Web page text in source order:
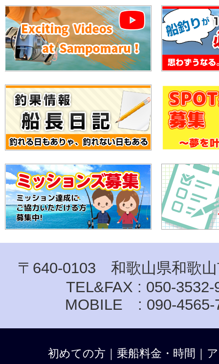
〒640-0103 和歌山県和歌山
TEL&FAX : 050-3532-
MOBILE : 090-4565-
初めての方 ｜ 乗船料金・時間 ｜